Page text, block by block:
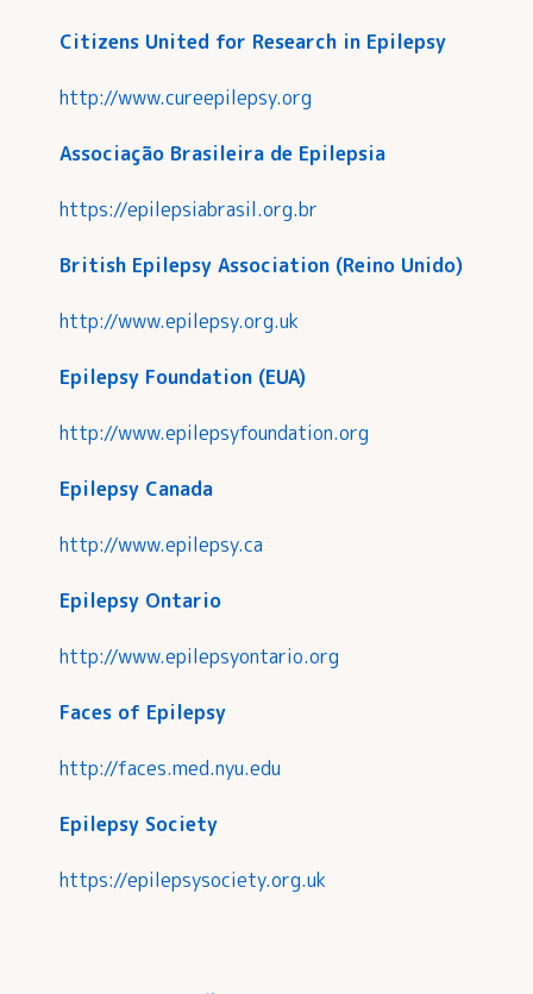
Citizens United for Research in Epilepsy
http://www.cureepilepsy.org
Associação Brasileira de Epilepsia
https://epilepsiabrasil.org.br
British Epilepsy Association (Reino Unido)
http://www.epilepsy.org.uk
Epilepsy Foundation (EUA)
http://www.epilepsyfoundation.org
Epilepsy Canada
http://www.epilepsy.ca
Epilepsy Ontario
http://www.epilepsyontario.org
Faces of Epilepsy
http://faces.med.nyu.edu
Epilepsy Society
https://epilepsysociety.org.uk